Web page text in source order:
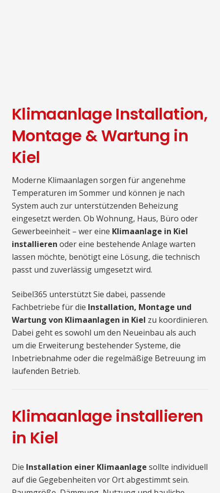
Klimaanlage Installation,
Montage & Wartung in
Kiel
Moderne Klimaanlagen sorgen für angenehme
Temperaturen im Sommer und können je nach
System auch zur unterstützenden Beheizung
eingesetzt werden. Ob Wohnung, Haus, Büro oder
Gewerbeeinheit – wer eine Klimaanlage in Kiel
installieren oder eine bestehende Anlage warten
lassen möchte, benötigt eine Lösung, die technisch
passt und zuverlässig umgesetzt wird.
Seibel365 unterstützt Sie dabei, passende
Fachbetriebe für die Installation, Montage und
Wartung von Klimaanlagen in Kiel zu koordinieren.
Dabei geht es sowohl um den Neueinbau als auch
um die Erweiterung bestehender Systeme, die
Inbetriebnahme oder die regelmäßige Betreuung im
laufenden Betrieb.
Klimaanlage installieren
in Kiel
Die Installation einer Klimaanlage sollte individuell
auf die Gegebenheiten vor Ort abgestimmt sein.